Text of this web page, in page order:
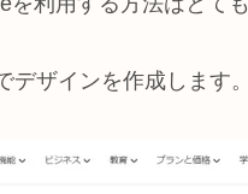
デザインを作成します